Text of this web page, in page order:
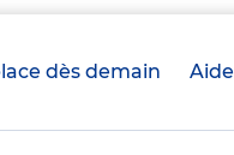
dès demain Aide